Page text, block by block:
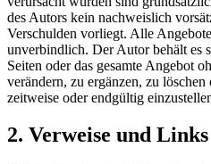
des Autors kein nachweislich
Verschulden vorliegt. Alle
unverbindlich. Der Autor behält es
Seiten oder das gesamte Angebot
verändern, zu ergänzen, zu
zeitweise oder endgültig
2. Verweise und Links